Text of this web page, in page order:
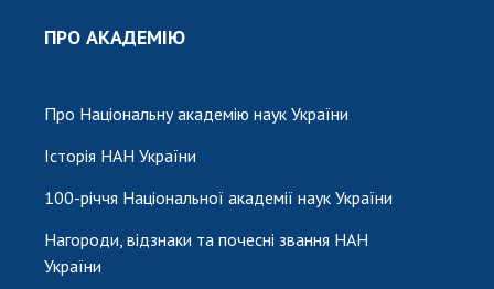
ПРО АКАДЕМІЮ
Про Національну академію наук України
Історія НАН України
100-річчя Національної академії наук України
Нагороди, відзнаки та почесні звання НАН
України